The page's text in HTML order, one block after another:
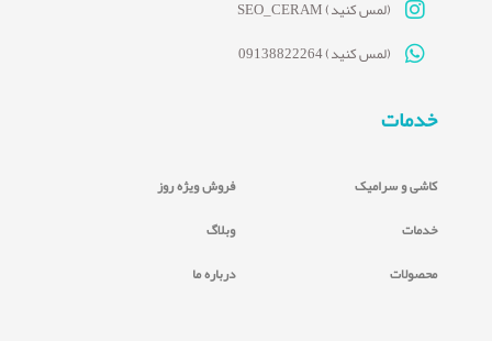
(لمس کنید) SEO_CERAM
(لمس کنید) 09138822264
خدمات
کاشی و سرامیک
خدمات
محصولات
فروش ویژه روز
وبلاگ
درباره ما